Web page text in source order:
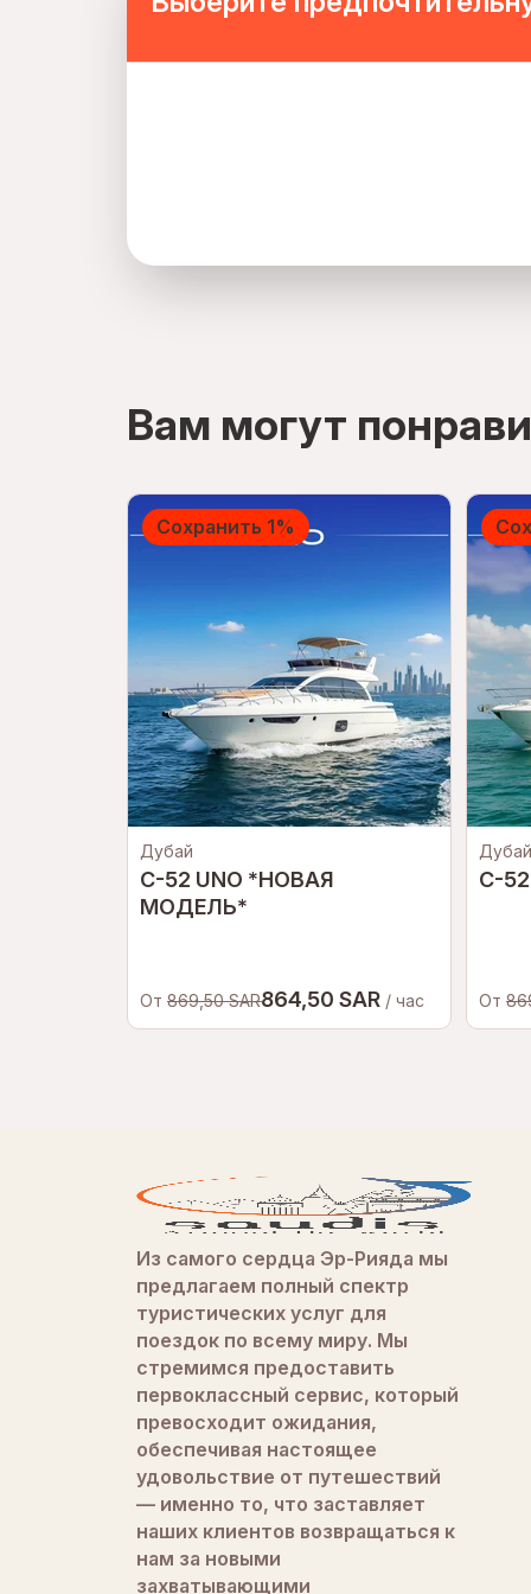
Вам могут
Дубай
C-52 UNO *НОВАЯ
МОДЕЛЬ*
От 869,50 SAR864,50 SAR / час
Сохранить 1%
Дубай
C-
От
Из самого сердца Эр-Рияда мы
предлагаем полный спектр
туристических услуг для
поездок по всему миру. Мы
стремимся предоставить
первоклассный сервис, который
превосходит ожидания,
обеспечивая настоящее
удовольствие от путешествий
— именно то, что заставляет
наших клиентов возвращаться к
нам за новыми
захватывающими